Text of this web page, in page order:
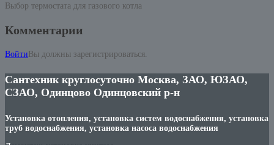
Выбор термостата для газового котла
Комментарии
ВойтиВы должны зарегистрироваться.
Сантехник круглосуточно Москва, ЗАО, ЮЗАО,
СЗАО, Одинцово Одинцовский р-н
Установка отопления, установка систем водоснабжения, установка
труб водоснабжения, установка насоса водоснабжения